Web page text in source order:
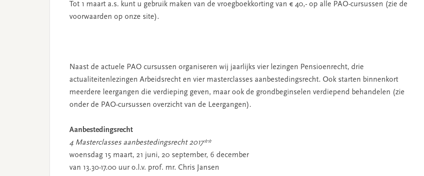
Tot 1 maart a.s. kunt u gebruik maken van de vroegboekkorting van € 40,- op alle PAO-cursussen (zie de
voorwaarden op onze site).
Naast de actuele PAO cursussen organiseren wij jaarlijks vier lezingen Pensioenrecht, drie
actualiteitenlezingen Arbeidsrecht en vier masterclasses aanbestedingsrecht. Ook starten binnenkort
meerdere leergangen die verdieping geven, maar ook de grondbeginselen verdiepend behandelen (zie
onder de PAO-cursussen overzicht van de Leergangen).
Aanbestedingsrecht
4 Masterclasses aanbestedingsrecht 2017**
woensdag 15 maart, 21 juni, 20 september, 6 december
van 13.30-17.00 uur o.l.v. prof. mr. Chris Jansen